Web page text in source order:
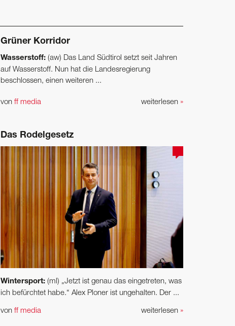
Grüner Korridor
Wasserstoff: (aw) Das Land Südtirol setzt seit Jahren
auf Wasserstoff. Nun hat die Landesregierung
beschlossen, einen weiteren ...
weiterlesen »
von ff media
Das Rodelgesetz
Wintersport: (ml) „Jetzt ist genau das eingetreten, was
ich befürchtet habe.“ Alex Ploner ist ungehalten. Der ...
weiterlesen »
von ff media